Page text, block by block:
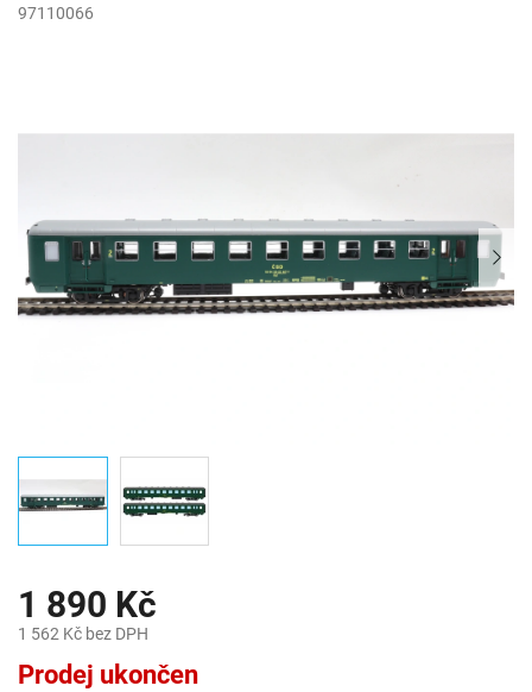
97110066
1 890 Kč
1 562 Kč bez DPH
Měrná
cena:
Prodej ukončen